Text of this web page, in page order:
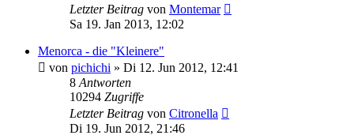
Letzter Beitrag von Montemar
Sa 19. Jan 2013, 12:02
Menorca - die "Kleinere"
von pichichi » Di 12. Jun 2012, 12:41
8 Antworten
10294 Zugriffe
Letzter Beitrag von Citronella
Di 19. Jun 2012, 21:46